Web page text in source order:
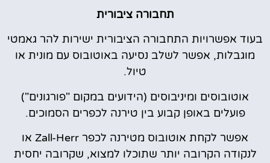
תחבורה ציבורית
בעוד אפשרויות התחבורה הציבורית ישירות להר גאמטי
מוגבלות, אפשר לשלב נסיעה באוטובוס עם מונית או
טיול.
אוטובוסים ומיניבוסים (הידועים במקום "פורגונים")
פועלים באופן קבוע בין טירנה לכפרים הסמוכים.
אפשר לקחת אוטובוס מטירנה לכפר Zall-Herr או
לנקודה הקרובה יותר שתוכלו למצוא, שקרובה יחסית